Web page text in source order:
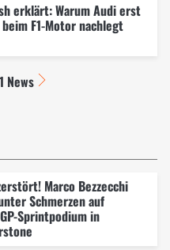
erklärt: Warum Audi erst
F1-Motor nachlegt
News
Marco Bezzecchi
Schmerzen auf
Sprintpodium in